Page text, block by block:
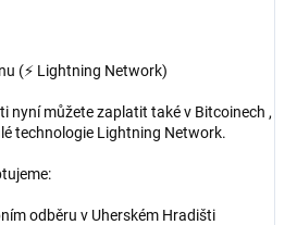
(⚡ Lightning Network)
nyní můžete zaplatit také v Bitcoinech ,
technologie Lightning Network.
odběru v Uherském Hradišti